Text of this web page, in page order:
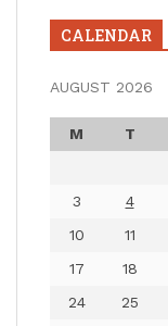
CALENDAR
AUGUST 2026
M T
3
4
10
11
17
18
24
25